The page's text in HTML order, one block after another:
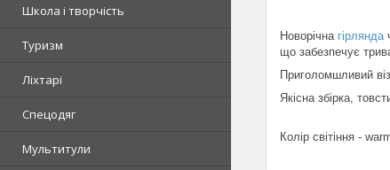
Школа і творчість
Туризм
Ліхтарі
Спецодяг
Мультитули
Новорічна гірлянда
що забезпечує
Приголомшливий
Якісна збірка,
Колір світіння -